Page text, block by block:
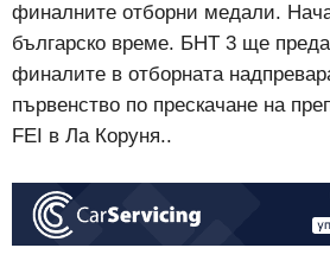
финалните отборни медали.
българско време. БНТ 3 ще
финалите в отборната
първенство по прескачане на
FEI в Ла Коруня..